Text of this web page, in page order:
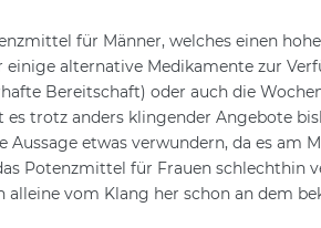
für Männer, welches einen
alternative Medikamente zur
Bereitschaft) oder auch die
trotz anders klingender Angebote
etwas verwundern, da es am
Potenzmittel für Frauen schlechthin
vom Klang her schon an dem